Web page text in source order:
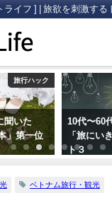
ライフ ] | 旅欲を刺激する
旅行ハック
聞いた
」第一位
10代〜60
「旅にい
ト３
ベトナム旅行・観光